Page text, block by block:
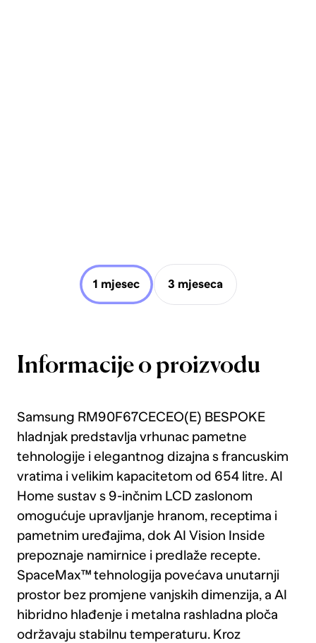
1 mjesec 3 mjeseca
Informacije o proizvodu
Samsung RM90F67CECEO(E) BESPOKE
hladnjak predstavlja vrhunac pametne
tehnologije i elegantnog dizajna s francuskim
vratima i velikim kapacitetom od 654 litre. AI
Home sustav s 9-inčnim LCD zaslonom
omogućuje upravljanje hranom, receptima i
pametnim uređajima, dok AI Vision Inside
prepoznaje namirnice i predlaže recepte.
SpaceMax™ tehnologija povećava unutarnji
prostor bez promjene vanjskih dimenzija, a AI
hibridno hlađenje i metalna rashladna ploča
održavaju stabilnu temperaturu. Kroz